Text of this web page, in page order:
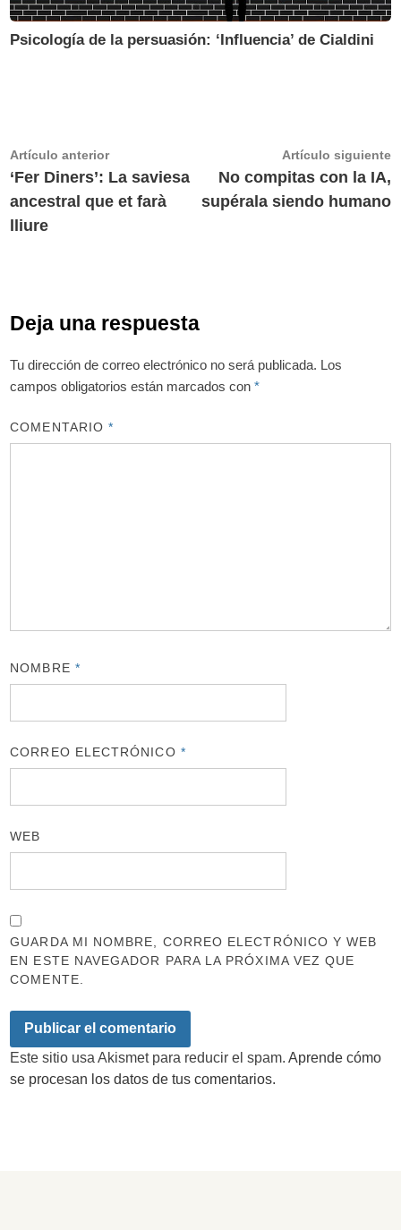
Psicología de la persuasión: ‘Influencia’ de Cialdini
Navegación
de
entradas
Artículo anteriorArtículo
anterior:
‘Fer Diners’: La saviesa
ancestral que et farà
lliure
Artículo siguiente
No compitas con la IA,
supérala siendo humano
Deja una respuesta
Tu dirección de correo electrónico no será publicada. Los
campos obligatorios están marcados con*
COMENTARIO*
NOMBRE *
CORREO ELECTRÓNICO *
WEB
GUARDA MI NOMBRE, CORREO ELECTRÓNICO Y WEB
EN ESTE NAVEGADOR PARA LA PRÓXIMA VEZ QUE
COMENTE.
Este sitio usa Akismet para reducir el spam.Aprende cómo
se procesan los datos de tus comentarios.